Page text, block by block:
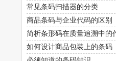
常见条码扫描器的分类
商品条码与企业代码的区别
简析条形码在质量追溯中的
如何设计商品包装上的条码